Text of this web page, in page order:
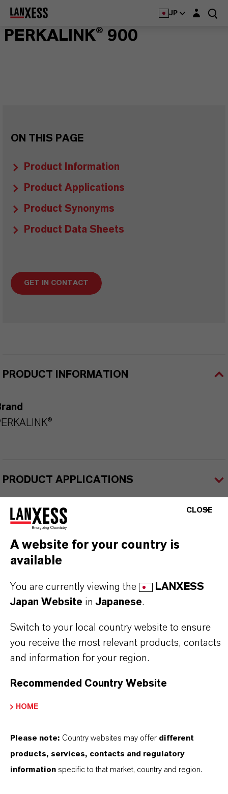
JP Login layer
PERKALINK® 900
ON THIS PAGE
Product Information
Product Applications
Product Synonyms
Product Data Sheets
GET IN CONTACT
PRODUCT INFORMATION
PRODUCT APPLICATIONS
PRODUCT SYNONYMS
PRODUCT DATA SHEETS
こちらから製品のデータシートをダウンロード
できます。ドロップダウンメニューから項目を
す。
Technical Data Sheet
法分野を選択してください
言語を選択
CLOSE
A website for your country is
available
You are currently viewing the
LANXESS
Japan Website inJapanese.
Switch to your local country website to ensure
you receive the most relevant products, contacts
and information for your region.
Recommended Country Website
HOME
Please note: Country websites may offer different
products, services, contacts and regulatory
information specific to that market, country and region.